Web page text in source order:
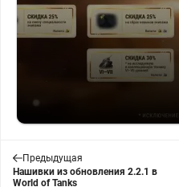
Предыдущая
Нашивки из обновления 2.2.1 в
World of Tanks